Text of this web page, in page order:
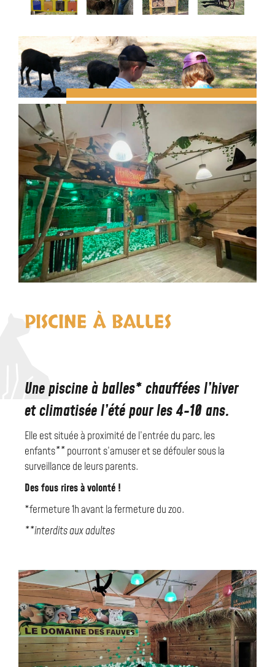
PISCINE À BALLES
Une piscine à balles* chauffées l’hiver
et climatisée l’été pour les 4-10 ans.
Elle est située à proximité de l’entrée du parc, les
enfants**pourront s’amuser et se défouler sous la
surveillance de leurs parents.
Des fous rires à volonté !
*fermeture 1h avant la fermeture du zoo.
**interdits aux adultes